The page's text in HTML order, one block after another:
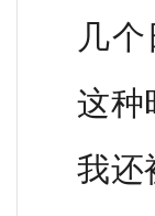
几
这种
我还